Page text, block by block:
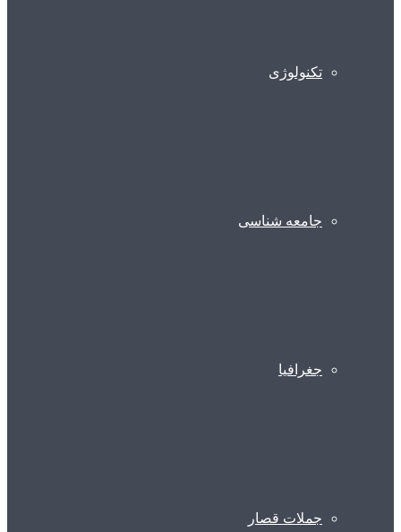
تکنولوژی
جامعه شناسی
جغرافیا
جملات قصار